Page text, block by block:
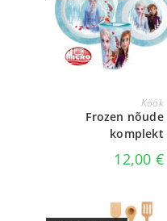
Köök
Frozen nõude
komplekt
12,00 €